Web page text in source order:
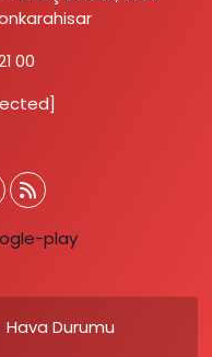
00
Hava Durumu